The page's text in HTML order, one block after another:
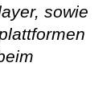
sowie